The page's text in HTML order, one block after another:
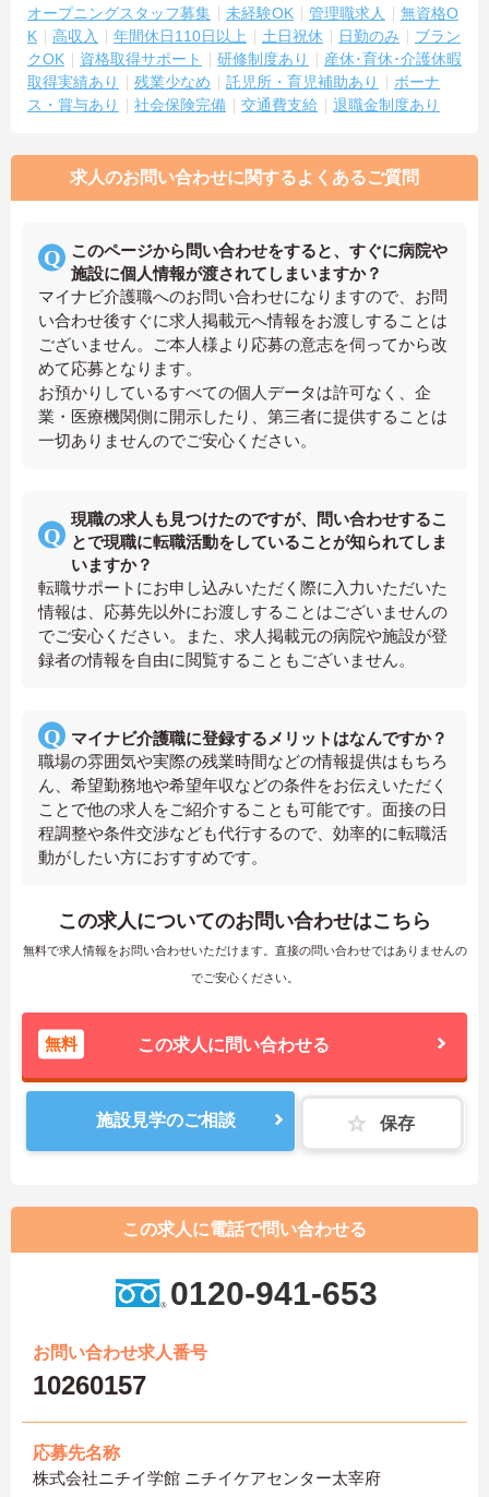
オープニングスタッフ募集 未経験OK 管理職求人
無資格O
K
高収入 年間休日110日以上 土日祝休 日勤のみ
ブラン
クOK
資格取得サポート 研修制度あり
産休･育休･介護休暇
取得実績あり
残業少なめ 託児所・育児補助あり
ボーナ
ス・賞与あり
社会保険完備 交通費支給 退職金制度あり
求人のお問い合わせに関するよくあるご質問
このページから問い合わせをすると、すぐに病院や
施設に個人情報が渡されてしまいますか？
マイナビ介護職へのお問い合わせになりますので、お問
い合わせ後すぐに求人掲載元へ情報をお渡しすることは
ございません。ご本人様より応募の意志を伺ってから改
めて応募となります。
お預かりしているすべての個人データは許可なく、企
業・医療機関側に開示したり、第三者に提供することは
一切ありませんのでご安心ください。
現職の求人も見つけたのですが、問い合わせするこ
とで現職に転職活動をしていることが知られてしま
いますか？
転職サポートにお申し込みいただく際に入力いただいた
情報は、応募先以外にお渡しすることはございませんの
でご安心ください。また、求人掲載元の病院や施設が登
録者の情報を自由に閲覧することもございません。
マイナビ介護職に登録するメリットはなんですか？
職場の雰囲気や実際の残業時間などの情報提供はもちろ
ん、希望勤務地や希望年収などの条件をお伝えいただく
ことで他の求人をご紹介することも可能です。面接の日
程調整や条件交渉なども代行するので、効率的に転職活
動がしたい方におすすめです。
この求人についてのお問い合わせはこちら
無料で求人情報をお問い合わせいただけます。直接の問い合わせではありませんの
でご安心ください。
無料 この求人に問い合わせる
施設見学のご相談 保存
この求人に電話で問い合わせる
0120-941-653
お問い合わせ求人番号
10260157
応募先名称
株式会社ニチイ学館 ニチイケアセンター太宰府